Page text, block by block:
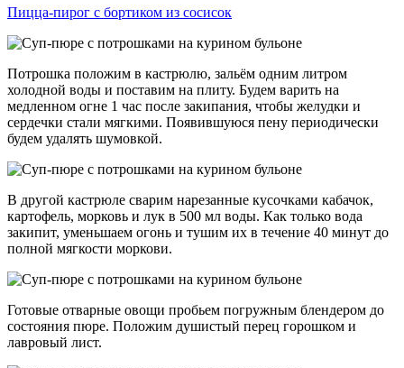
Пицца-пирог с бортиком из сосисок
Потрошка положим в кастрюлю, зальём одним литром
холодной воды и поставим на плиту. Будем варить на
медленном огне 1 час после закипания, чтобы желудки и
сердечки стали мягкими. Появившуюся пену периодически
будем удалять шумовкой.
В другой кастрюле сварим нарезанные кусочками кабачок,
картофель, морковь и лук в 500 мл воды. Как только вода
закипит, уменьшаем огонь и тушим их в течение 40 минут до
полной мягкости моркови.
Готовые отварные овощи пробьем погружным блендером до
состояния пюре. Положим душистый перец горошком и
лавровый лист.